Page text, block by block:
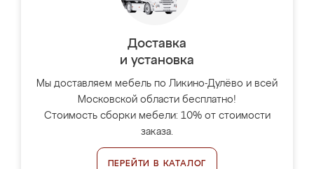
Доставка
и установка
Мы доставляем мебель по Ликино-Дулёво и всей
Московской области бесплатно!
Стоимость сборки мебели: 10% от стоимости
заказа.
ПЕРЕЙТИ В КАТАЛОГ